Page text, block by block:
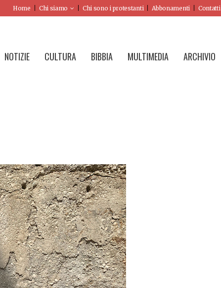
Home Chi siamo Chi sono i protestanti Abbonamenti Contatti
NOTIZIE CULTURA BIBBIA MULTIMEDIA ARCHIVIO